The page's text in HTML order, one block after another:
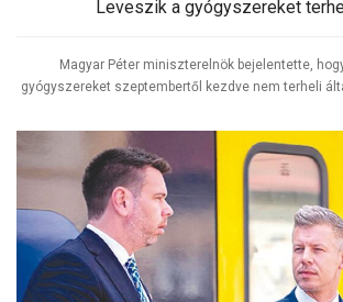
Leveszik a gyógyszereket
Magyar Péter miniszterelnök bejelentette,
gyógyszereket szeptembertől kezdve nem terheli